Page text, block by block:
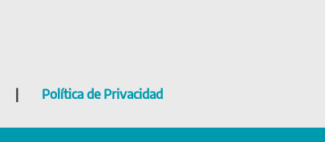
Política de Privacidad